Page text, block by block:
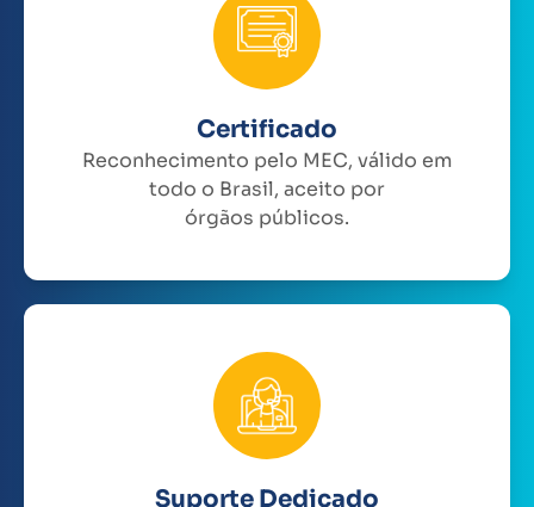
Certificado
Reconhecimento pelo MEC, válido em
todo o Brasil, aceito por
órgãos públicos.
Suporte Dedicado